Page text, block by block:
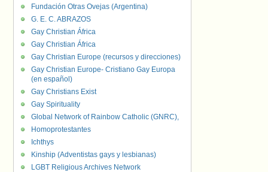
Fundación Otras Ovejas (Argentina)
G. E. C. ABRAZOS
Gay Christian África
Gay Christian África
Gay Christian Europe (recursos y direcciones)
Gay Christian Europe- Cristiano Gay Europa
(en español)
Gay Christians Exist
Gay Spirituality
Global Network of Rainbow Catholic (GNRC),
Homoprotestantes
Ichthys
Kinship (Adventistas gays y lesbianas)
LGBT Religious Archives Network